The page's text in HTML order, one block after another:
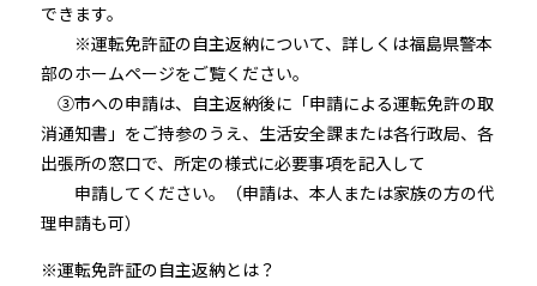
できます。
※運転免許証の自主返納について、詳しくは福島県警本
部のホームページをご覧ください。
③市への申請は、自主返納後に「申請による運転免許の取
消通知書」をご持参のうえ、生活安全課または各行政局、各
出張所の窓口で、所定の様式に必要事項を記入して
申請してください。（申請は、本人または家族の方の代
理申請も可）
※運転免許証の自主返納とは？